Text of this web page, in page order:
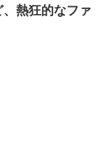
熱狂的なファ